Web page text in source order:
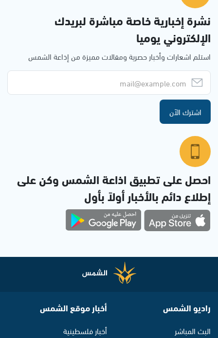
نشرة إخبارية خاصة مباشرة لبريدك
الإلكتروني يوميا
استلم اشعارات وأخبار حصرية ومقالات مميزة من إذاعة الشمس
اشترك الآن
احصل على تطبيق اذاعة الشمس وكن على
إطلاع دائم بالأخبار أولاً بأول
راديو الشمس
البث المباشر
أخبار موقع الشمس
أخبار فلسطينية